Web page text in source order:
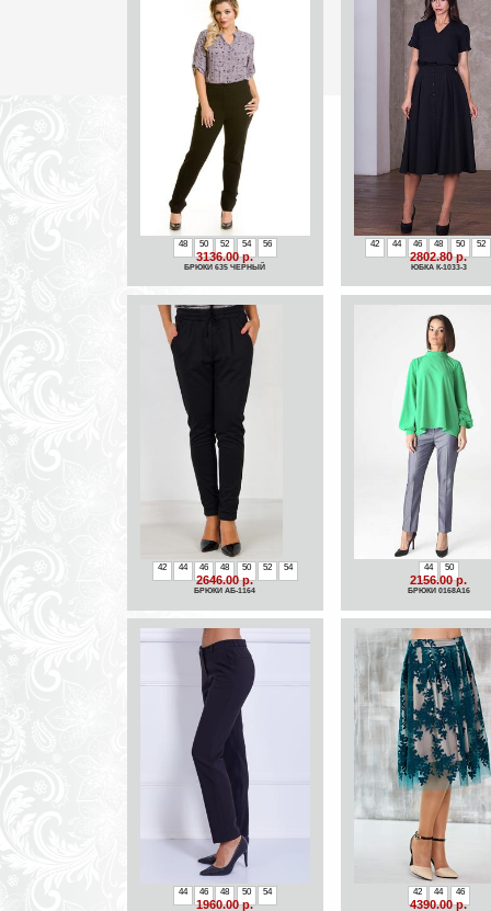
48 50 52 54 56
3136.00 р.
БРЮКИ 635 ЧЕРНЫЙ
42 44 46 48 50 52
2802.80 р.
ЮБКА К-1033-3
42 44 46 48 50 52 54
2646.00 р.
БРЮКИ АБ-1164
44 50
2156.00 р.
БРЮКИ 0168А16
44 46 48 50 54
1960.00 р.
42 44 46
4390.00 р.